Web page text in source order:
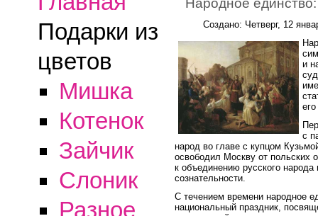
Подарки из
цветов
Мишка
Котенок
Зайчик
Слоник
Разное
Создано: Четверг, 12
и
с
народ во главе с купцом
освободил Москву от польских
к объединению русского
сознательности.
С течением времени народное
национальный праздник,